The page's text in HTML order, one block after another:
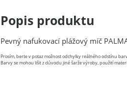
Popis produktu
Pevný nafukovací plážový míč
Prosím, berte v potaz možnost odchylky reálného odstínu
Barvy se mohou lišit z důvodu jiné šarže výroby, použití